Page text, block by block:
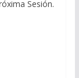
Sesión.